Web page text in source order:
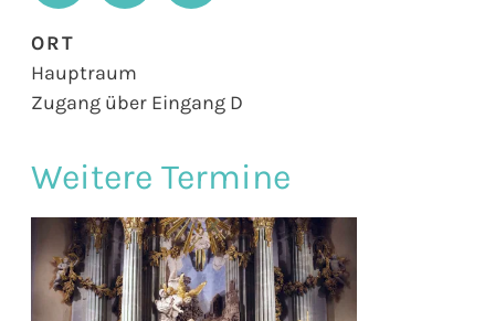
ORT
Hauptraum
Zugang über Eingang D
Weitere Termine